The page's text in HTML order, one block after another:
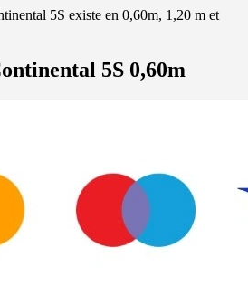
5S existe en 0,60m, 1,20 m et
5S 0,60m